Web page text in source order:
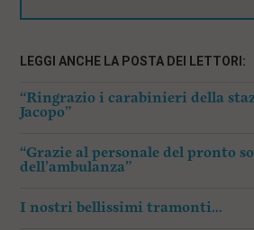
LEGGI ANCHE LA POSTA DEI LETTORI:
“Ringrazio i carabinieri della
Jacopo”
“Grazie al personale del pronto
dell’ambulanza”
I nostri bellissimi tramonti…